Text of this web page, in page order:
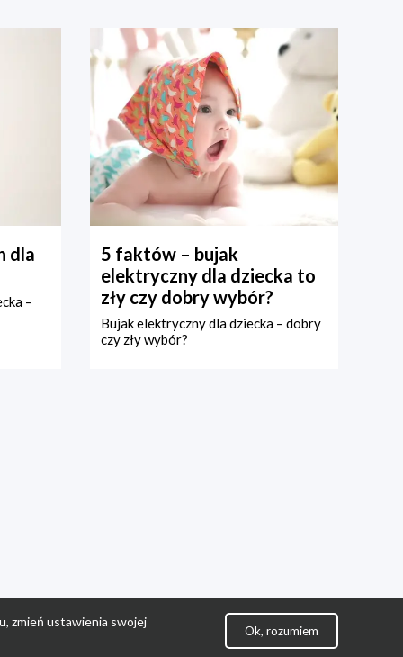
dla
–
5 faktów – bujak
elektryczny dla dziecka to
zły czy dobry wybór?
Bujak elektryczny dla dziecka – dobry
czy zły wybór?
zmień ustawienia swojej
Ok, rozumiem